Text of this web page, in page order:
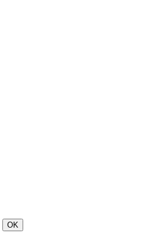
OK